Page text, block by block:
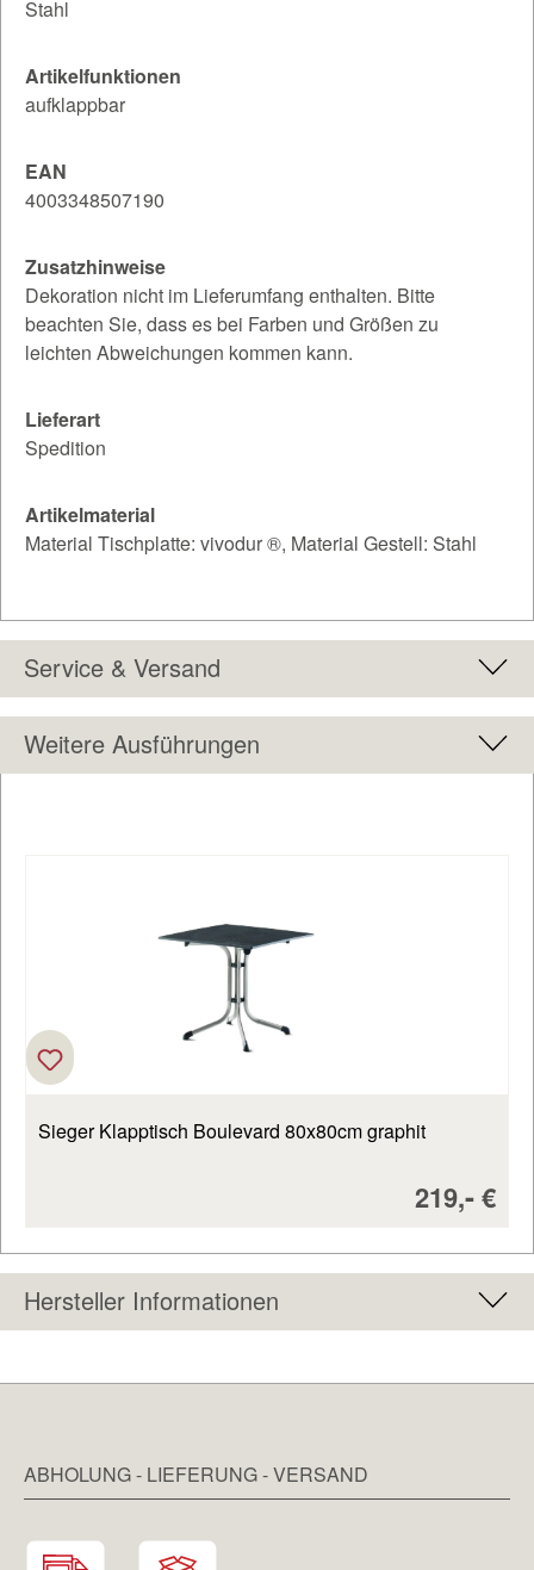
Stahl
Artikelfunktionen
aufklappbar
EAN
4003348507190
Zusatzhinweise
Dekoration nicht im Lieferumfang enthalten. Bitte
beachten Sie, dass es bei Farben und Größen zu
leichten Abweichungen kommen kann.
Lieferart
Spedition
Artikelmaterial
Material Tischplatte: vivodur ®, Material Gestell: Stahl
Service & Versand
Weitere Ausführungen
Sieger Klapptisch Boulevard 80x80cm graphit
219,-€
Hersteller Informationen
ABHOLUNG - LIEFERUNG - VERSAND